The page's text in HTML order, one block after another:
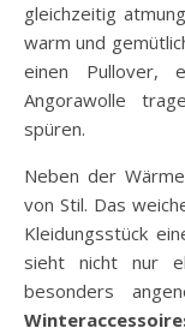
gleichzeitig
warm und
einen Pullover,
Angorawolle
spüren.
Neben der
von Stil. Das
Kleidungsstück
sieht nicht nur
besonders